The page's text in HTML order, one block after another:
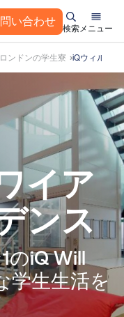
い合わせ
検索メニュー
ロンドンの学生寮 iQウィル・
イア
ンス
のiQ Will
学生生活を